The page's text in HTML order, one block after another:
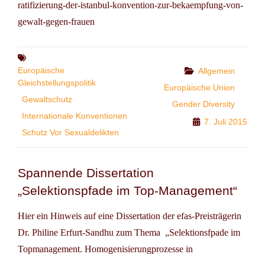
ratifizierung-der-istanbul-konvention-zur-bekaempfung-von-
gewalt-gegen-frauen
Europäische
Gleichstellungspolitik
Gewaltschutz
Internationale Konventionen
Schutz Vor Sexualdelikten
Categories
Allgemein
Europäische Union
Gender Diversity
7. Juli 2015
Spannende Dissertation
„Selektionspfade im Top-Management“
Hier ein Hinweis auf eine Dissertation der efas-Preisträgerin
Dr. Philine Erfurt-Sandhu zum Thema „Selektionsfpade im
Topmanagement. Homogenisierungprozesse in